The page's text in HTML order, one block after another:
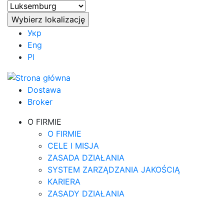
Укр
Eng
Pl
Dostawa
Broker
O FIRMIE
O FIRMIE
CELE I MISJA
ZASADA DZIAŁANIA
SYSTEM ZARZĄDZANIA JAKOŚCIĄ
KARIERA
ZASADY DZIAŁANIA